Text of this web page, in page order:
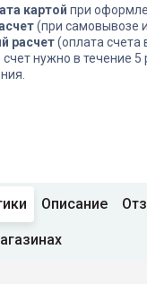
картой при
(при самовывозе
расчет(оплата счета
нужно в течение 5
Описание